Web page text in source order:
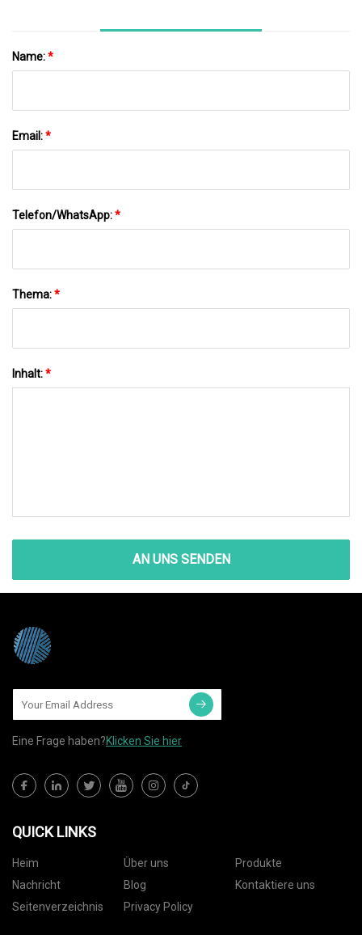
Name:*
Email:*
Telefon/WhatsApp:*
Thema:*
Inhalt:*
AN UNS SENDEN
Eine Frage haben?Klicken Sie hier
QUICK LINKS
Heim Über uns
Produkte
Nachricht
Blog
Kontaktiere uns
Seitenverzeichnis
Privacy Policy